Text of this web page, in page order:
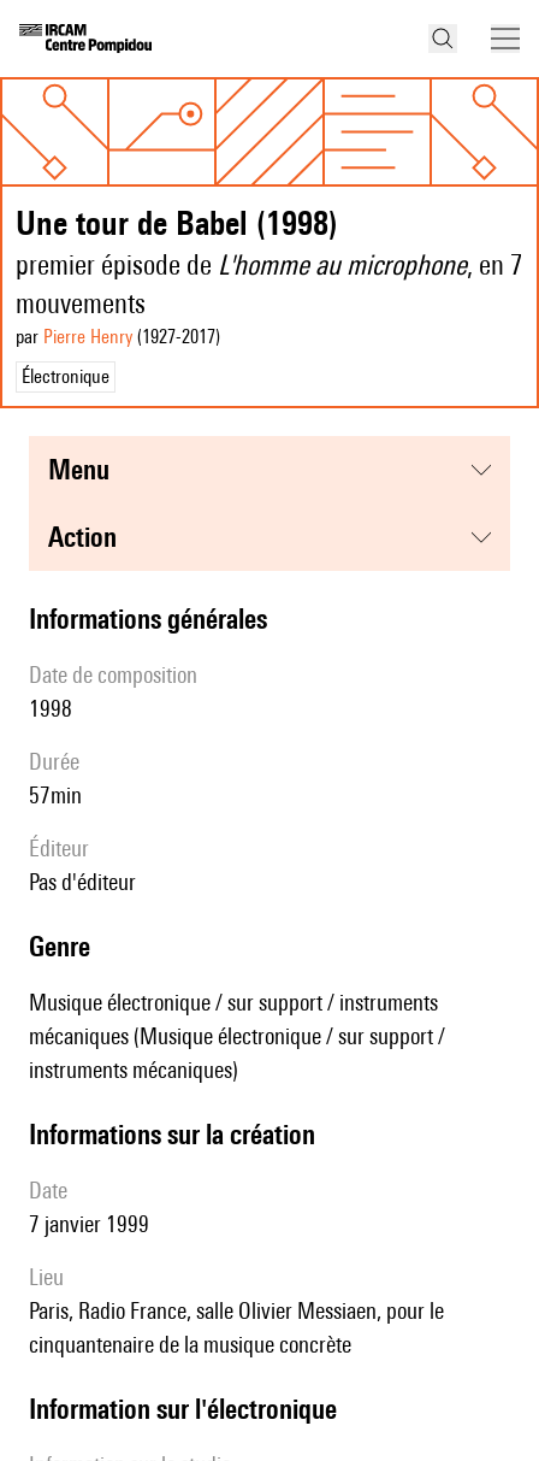
Une tour de Babel (1998)
premier épisode de L'homme au microphone, en 7
mouvements
par Pierre Henry (1927-2017)
Électronique
menu
action
informations générales
date de composition
1998
durée
57min
éditeur
pas d'éditeur
genre
Musique électronique / sur support / instruments
mécaniques (Musique électronique / sur support /
instruments mécaniques)
informations sur la création
date
7 janvier 1999
lieu
Paris, Radio France, salle Olivier Messiaen, pour le
cinquantenaire de la musique concrète
Information sur l'électronique